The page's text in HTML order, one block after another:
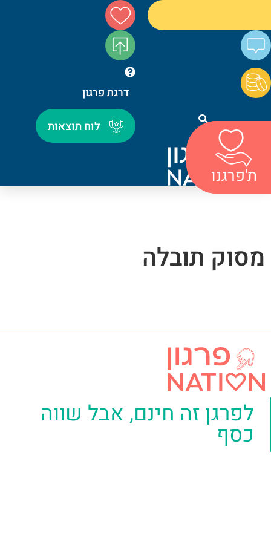
דרגת פרגון
חיפוש
לוח תוצאות
ת'פרגנו
ת'פרגנו
מסוק תובלה
לפרגן זה חינם, אבל שווה
כסף